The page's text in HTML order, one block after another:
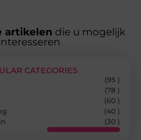
artikelen die u mogelijk
CATEGORIES
(95 )
(78 )
(60 )
(40 )
(30 )